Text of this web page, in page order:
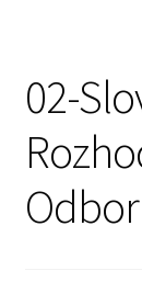
02-
Odbor